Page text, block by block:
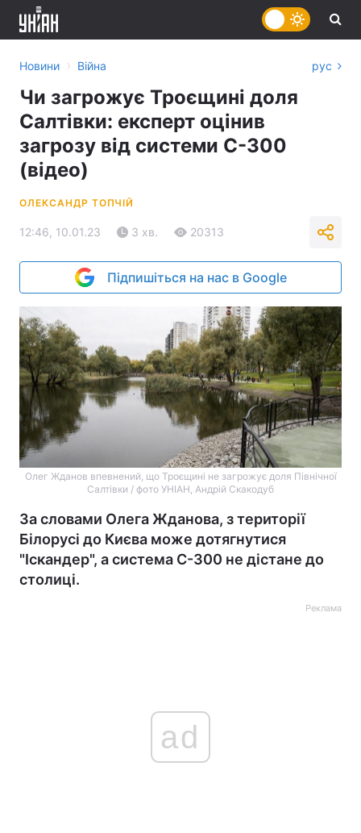
Новини › Війна рус
Чи загрожує Троєщині доля
Салтівки: експерт оцінив
загрозу від системи С-300
(відео)
ОЛЕКСАНДР ТОПЧІЙ
12:46, 10.01.23 3 хв. 20313
Підпишіться на нас в Google
Олег Жданов впевнений, що Троєщині не загрожує доля Північної
Салтівки / фото УНІАН, Андрій Скакодуб
За словами Олега Жданова, з території
Білорусі до Києва може дотягнутися
"Іскандер", а система С-300 не дістане до
столиці.
Реклама
ad